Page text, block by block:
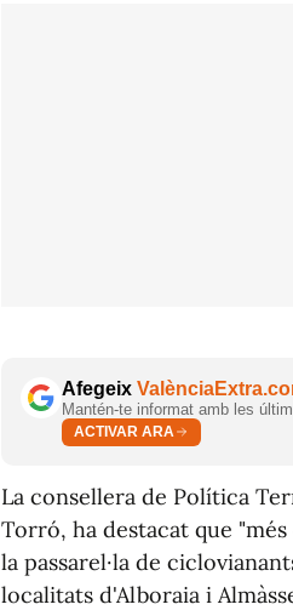
Afegeix
Mantén-te informat amb les
ACTIVAR ARA
La consellera de Política
Torró, ha destacat que
la passarel·la de
localitats d'Alboraia i